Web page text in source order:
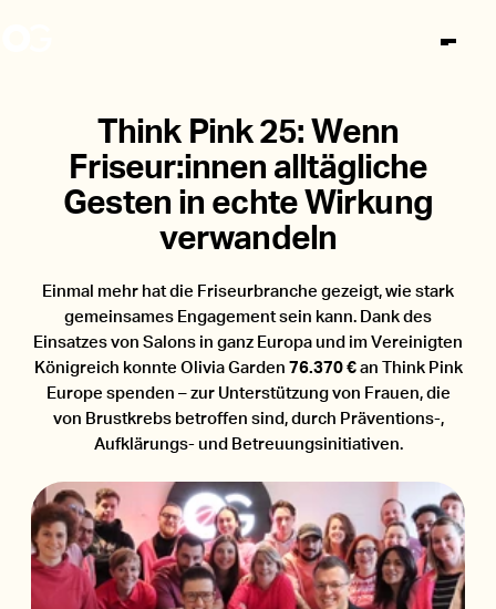
Limited Editions
Inner Child
Unlock The Secret
And Beyond
Share the Pink
Katalog
Haarbürsten
Expert
Essential
Fingerbrush
Bamboo Touch
Scheren
Events
Unsere Story
Stores
de
InstagramFacebookTikTok
Think Pink 25: Wenn
Friseur:innen alltägliche
Gesten in echte Wirkung
verwandeln
Einmal mehr hat die Friseurbranche gezeigt, wie stark
gemeinsames Engagement sein kann. Dank des
Einsatzes von Salons in ganz Europa und im Vereinigten
Königreich konnte Olivia Garden 76.370 €an Think Pink
Europe spenden – zur Unterstützung von Frauen, die
von Brustkrebs betroffen sind, durch Präventions-,
Aufklärungs- und Betreuungsinitiativen.